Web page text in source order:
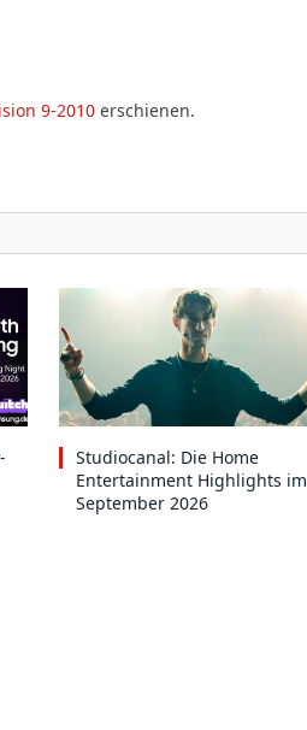
9-2010 erschienen.
Studiocanal: Die Home
Entertainment Highlights im
September 2026